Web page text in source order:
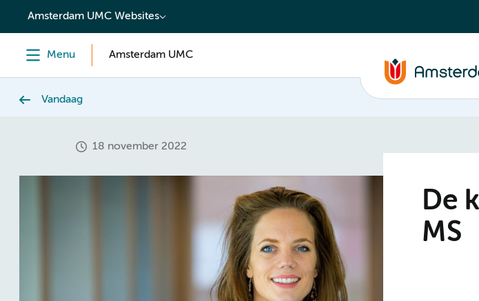
content
Amsterdam UMC Websites
Menu Amsterdam UMC
Vandaag
18 november 2022
De
MS